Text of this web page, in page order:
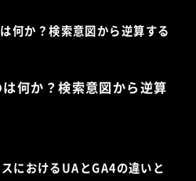
何か？検索意図から逆算